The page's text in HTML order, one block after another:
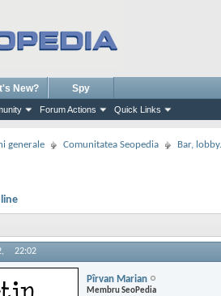
Forum Actions Quick Links
New? Spy
generale Comunitatea Seopedia Bar,
22:02
Pîrvan Marian
Membru SeoPedia